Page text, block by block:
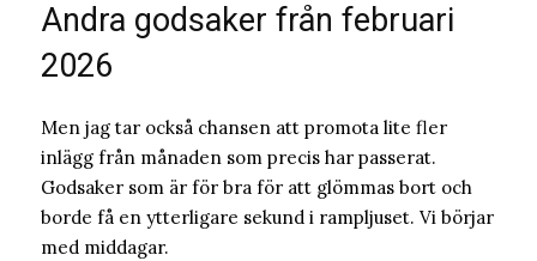
Andra godsaker från februari
2026
Men jag tar också chansen att promota lite fler
inlägg från månaden som precis har passerat.
Godsaker som är för bra för att glömmas bort och
borde få en ytterligare sekund i rampljuset. Vi börjar
med middagar.